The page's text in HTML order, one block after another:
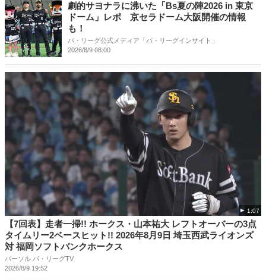
劇的サヨナラに沸いた「Bs夏の陣2026 in 東京
ドーム」レポ 京セラドーム大阪開催の情報
も！
パ・リーグ公式メディア「パ・リーグインサイト」
2026/8/9 08:00
1:07
【7回表】走者一掃!! ホークス・山本祐大 レフトオーバーの3点
タイムリー2ベースヒット!! 2026年8月9日 埼玉西武ライオンズ
対 福岡ソフトバンクホークス
パーソル パ・リーグTV
2026/8/9 19:52